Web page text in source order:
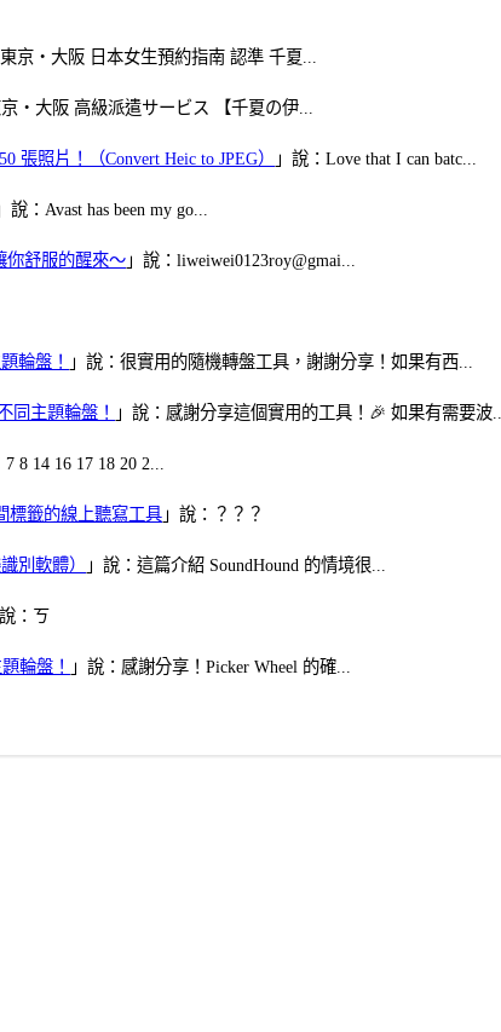
京・大阪 日本女生預約指南 認準 千夏...
・大阪 高級派遣サービス 【千夏の伊...
張照片！（Convert Heic to JPEG） 」說：Love that I can batc...
」說：Avast has been my go...
你舒服的醒來～ 」說：liweiwei0123roy@gmai...
輪盤！ 」說：很實用的隨機轉盤工具，謝謝分享！如果有西...
同主題輪盤！ 」說：感謝分享這個實用的工具！🎉 如果有需要波
7 8 14 16 17 18 20 2...
標籤的線上聽寫工具 」說：？？？
別軟體） 」說：這篇介紹 SoundHound 的情境很...
：ㄎ
輪盤！ 」說：感謝分享！Picker Wheel 的確...